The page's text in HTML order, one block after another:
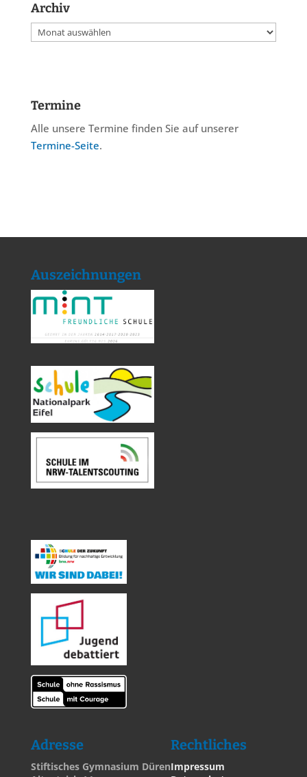
Archiv
Archiv
Termine
Alle unsere Termine finden Sie auf unserer
Termine-Seite.
Auszeichnungen
Adresse
Stiftisches Gymnasium Düren
Rechtliches
Impressum